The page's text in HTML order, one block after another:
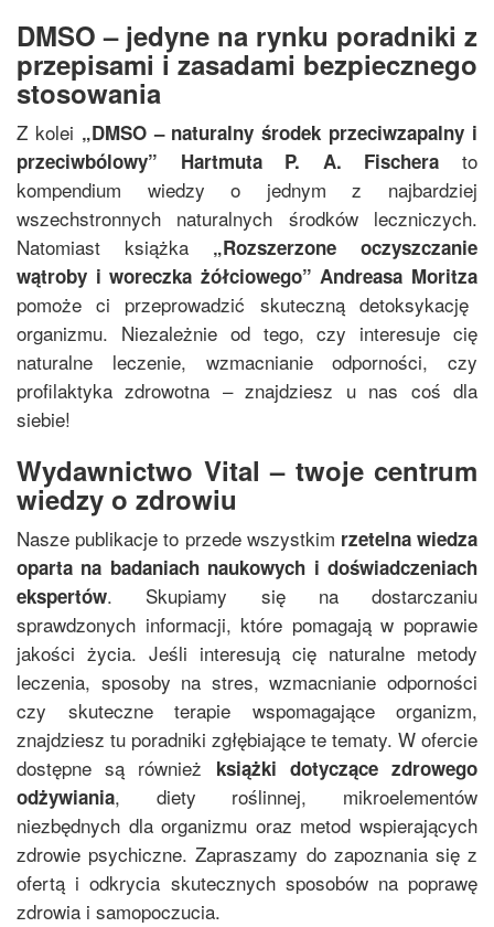
DMSO – jedyne na rynku poradniki z
przepisami i zasadami bezpiecznego
stosowania
Z kolei „DMSO – naturalny środek przeciwzapalny i
przeciwbólowy” Hartmuta P. A. Fischera to
kompendium wiedzy o jednym z najbardziej
wszechstronnych naturalnych środków leczniczych.
Natomiast książka „Rozszerzone oczyszczanie
wątroby i woreczka żółciowego”Andreasa Moritza
pomoże ci przeprowadzić skuteczną detoksykację
organizmu. Niezależnie od tego, czy interesuje cię
naturalne leczenie, wzmacnianie odporności, czy
profilaktyka zdrowotna – znajdziesz u nas coś dla
siebie!
Wydawnictwo Vital – twoje centrum
wiedzy o zdrowiu
Nasze publikacje to przede wszystkim rzetelna wiedza
oparta na badaniach naukowych i doświadczeniach
ekspertów. Skupiamy się na dostarczaniu
sprawdzonych informacji, które pomagają w poprawie
jakości życia. Jeśli interesują cię naturalne metody
leczenia, sposoby na stres, wzmacnianie odporności
czy skuteczne terapie wspomagające organizm,
znajdziesz tu poradniki zgłębiające te tematy. W ofercie
dostępne są również książki dotyczące zdrowego
odżywiania, diety roślinnej, mikroelementów
niezbędnych dla organizmu oraz metod wspierających
zdrowie psychiczne. Zapraszamy do zapoznania się z
ofertą i odkrycia skutecznych sposobów na poprawę
zdrowia i samopoczucia.